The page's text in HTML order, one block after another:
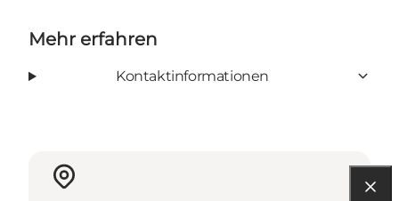
Mehr erfahren
Kontaktinformationen